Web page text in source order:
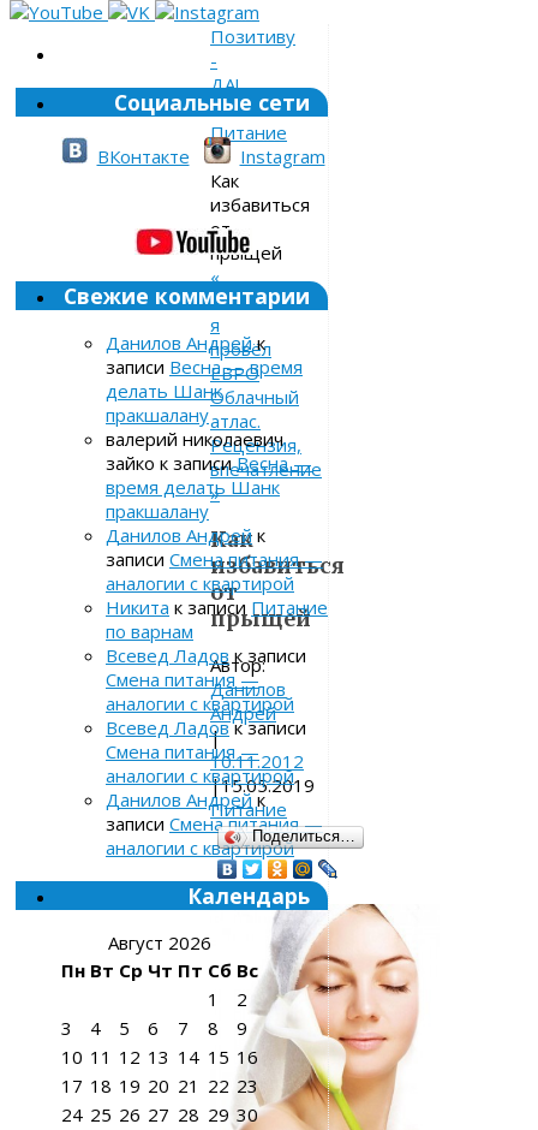
Позитиву
-
ДА!
»
Питание
»
Как
избавиться
от
прыщей
«
Как
я
провёл
ЕВРО
Облачный
атлас.
Рецензия,
впечатление
»
Как
избавиться
от
прыщей
Автор:
Данилов
Андрей
|
10.11.2012
|15.05.2019
Питание
Поделиться…
Социальные сети
ВКонтакте Instagram
Свежие комментарии
Данилов Андрейк
записи Весна — время
делать Шанк
пракшалану
валерий николаевич
зайко к записиВесна —
время делать Шанк
пракшалану
Данилов Андрей к
записи Смена питания —
аналогии с квартирой
Никита к записи Питание
по варнам
Всевед Ладов к записи
Смена питания —
аналогии с квартирой
Всевед Ладовк записи
Смена питания —
аналогии с квартирой
Данилов Андрейк
записи Смена питания —
аналогии с квартирой
Календарь
Август 2026
Пн Вт Ср Чт Пт Сб Вс
1
2
3
4 5 6 7 8
9
10 11 12 13 14 15 16
17 18 19 20 21 22 23
24 25 26 27 28 29 30